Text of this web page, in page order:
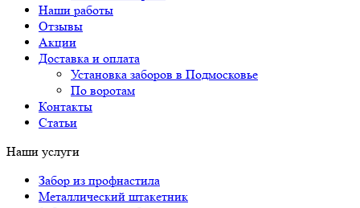
Наши работы
Отзывы
Акции
Доставка и оплата
Установка заборов в Подмосковье
По воротам
Контакты
Статьи
Наши услуги
Забор из профнастила
Металлический штакетник